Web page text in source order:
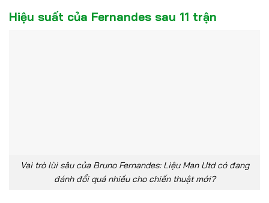
Hiệu suất của Fernandes sau 11 trận
Vai trò lùi sâu của Bruno Fernandes: Liệu Man Utd có đang
đánh đổi quá nhiều cho chiến thuật mới?